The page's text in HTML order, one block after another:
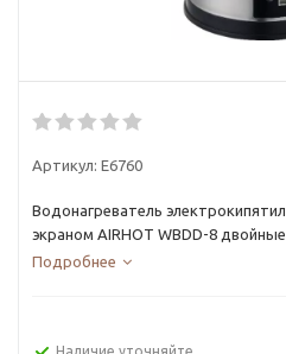
Артикул: E6760
Водонагреватель
экраном AIRHOT WBDD-8
Подробнее